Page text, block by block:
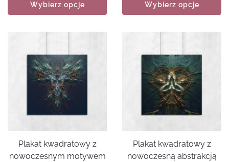
Wybierz opcje Wybierz opcje
Plakat kwadratowy z
nowoczesnym motywem
Plakat kwadratowy z
nowoczesną abstrakcją